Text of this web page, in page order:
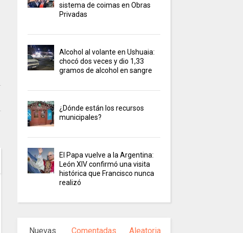
sistema de coimas en Obras
Privadas
Alcohol al volante en Ushuaia:
chocó dos veces y dio 1,33
gramos de alcohol en sangre
¿Dónde están los recursos
municipales?
El Papa vuelve a la Argentina:
León XIV confirmó una visita
histórica que Francisco nunca
realizó
Nuevas Comentadas Aleatoria